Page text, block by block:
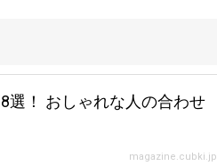
選！ おしゃれな人の合わせ
magazine.cubki.jp